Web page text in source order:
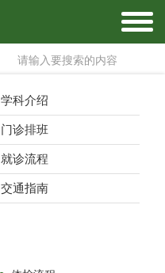
学科介绍
门诊排班
就诊流程
交通指南